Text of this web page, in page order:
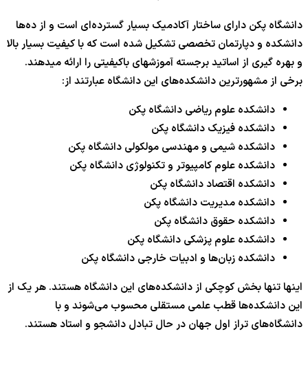
دانشگاه پکن دارای ساختار آکادمیک بسیار گسترده‌ای است و از ده‌ها
دانشکده و دپارتمان تخصصی تشکیل شده است که با کیفیت بسیار بالا
و بهره گیری از اساتید برجسته آموزشهای باکیفیتی را ارائه میدهند.
برخی از مشهورترین دانشکده‌های این دانشگاه عبارتند از:
دانشکده علوم ریاضی دانشگاه پکن
دانشکده فیزیک دانشگاه پکن
دانشکده شیمی و مهندسی مولکولی دانشگاه پکن
دانشکده علوم کامپیوتر و تکنولوژی دانشگاه پکن
دانشکده اقتصاد دانشگاه پکن
دانشکده مدیریت دانشگاه پکن
دانشکده حقوق دانشگاه پکن
دانشکده علوم پزشکی دانشگاه پکن
دانشکده زبان‌ها و ادبیات خارجی دانشگاه پکن
اینها تنها بخش کوچکی از دانشکده‌های این دانشگاه هستند. هر یک از
این دانشکده‌ها قطب علمی مستقلی محسوب می‌شوند و با
دانشگاه‌های تراز اول جهان در حال تبادل دانشجو و استاد هستند.